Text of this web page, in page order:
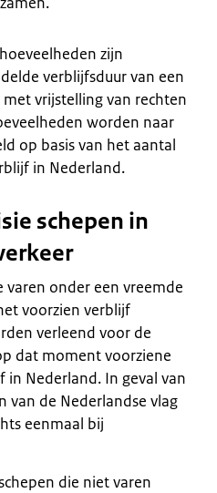
zijn
verblijfsduur van een
vrijstelling van rechten
worden naar
op basis van het aantal
in Nederland.
schepen in
varen onder een vreemde
voorzien verblijf
verleend voor de
dat moment voorziene
in Nederland. In geval van
van de Nederlandse vlag
eenmaal bij
die niet varen